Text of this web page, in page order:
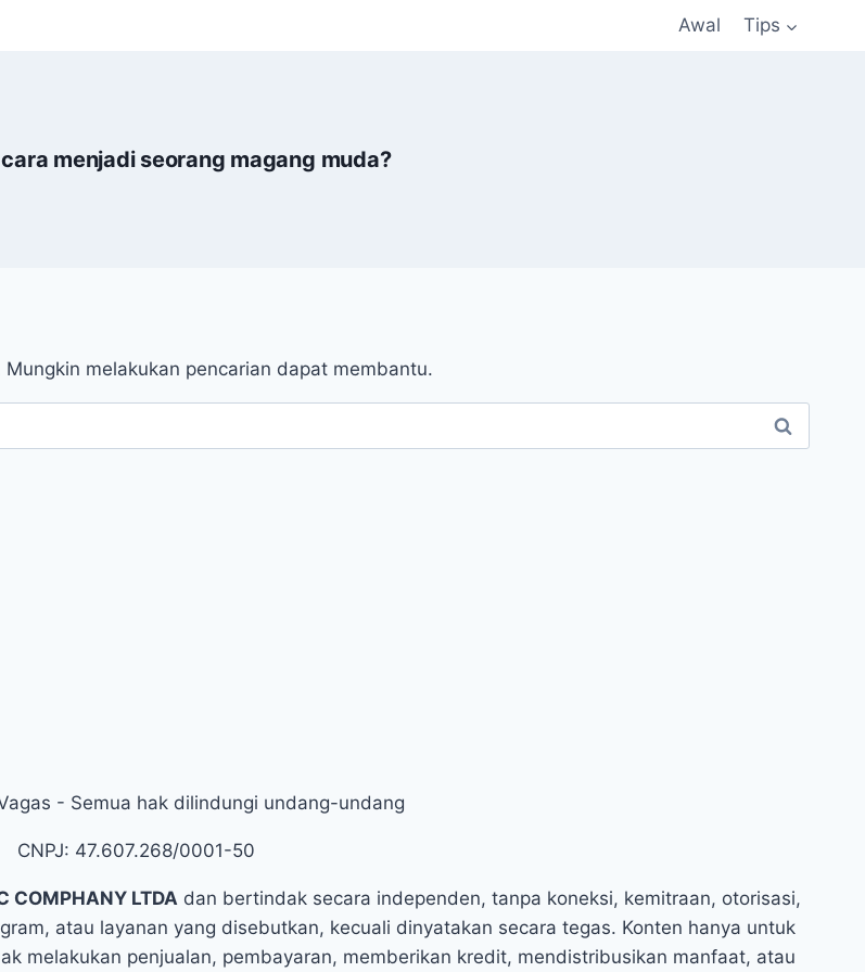
Awal Tips
menjadi seorang magang muda?
melakukan pencarian dapat membantu.
- Semua hak dilindungi undang-undang
CNPJ: 47.607.268/0001-50
COMPHANY LTDA dan bertindak secara independen, tanpa koneksi, kemitraan, otorisasi,
atau layanan yang disebutkan, kecuali dinyatakan secara tegas. Konten hanya untuk
melakukan penjualan, pembayaran, memberikan kredit, mendistribusikan manfaat, atau